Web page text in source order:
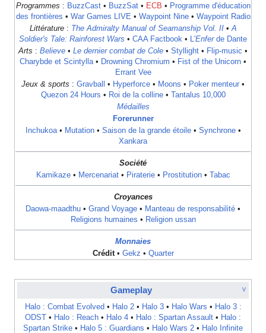
Programmes : BuzzCast• BuzzSat• ECB • Programme d'éducation
des frontières • War Games LIVE • Waypoint Nine• Waypoint Radio
Littérature: The Admiralty Manual of Seamanship Vol. II•A
Soldier's Tale: Rainforest Wars • CAA Factbook • L'Enferde Dante
Arts : Believe • Le dernier combat de Cole • Styllight • Flip-music •
Charybde et Scintylla• Drowning Chromium • Fist of the Unicorn •
Errant Vee
Jeux & sports : Gravball • Hyperforce • Moons • Poker menteur •
Quezon 24 Hours • Roi de la colline•
Tantalus 10,000
Médailles
Forerunner
Inchukoa• Mutation• Saison de la grande étoile• Synchrone•
Xankara
Société
Kamikaze• Mercenariat• Piraterie• Prostitution• Tabac
Croyances
Daowa-maadthu • Grand Voyage • Manteau de responsabilité •
Religions humaines • Religion ussan
Monnaies
Crédit• Gekz • Quarter
V
Gameplay
Halo : Combat Evolved • Halo 2• Halo 3• Halo Wars • Halo 3 :
ODST
• Halo : Reach • Halo 4 • Halo : Spartan Assault • Halo :
Spartan Strike • Halo 5 : Guardians • Halo Wars 2 • Halo Infinite